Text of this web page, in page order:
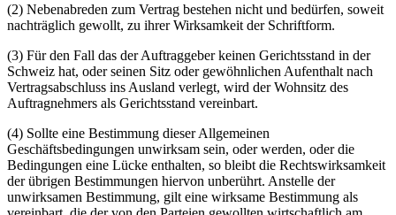
(2) Nebenabreden zum Vertrag bestehen nicht und bedürfen, soweit
nachträglich gewollt, zu ihrer Wirksamkeit der Schriftform.
(3) Für den Fall das der Auftraggeber keinen Gerichtsstand in der
Schweiz hat, oder seinen Sitz oder gewöhnlichen Aufenthalt nach
Vertragsabschluss ins Ausland verlegt, wird der Wohnsitz des
Auftragnehmers als Gerichtsstand vereinbart.
(4) Sollte eine Bestimmung dieser Allgemeinen
Geschäftsbedingungen unwirksam sein, oder werden, oder die
Bedingungen eine Lücke enthalten, so bleibt die Rechtswirksamkeit
der übrigen Bestimmungen hiervon unberührt. Anstelle der
unwirksamen Bestimmung, gilt eine wirksame Bestimmung als